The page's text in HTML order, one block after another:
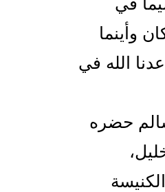
وأينما
الله في
سالم حضره